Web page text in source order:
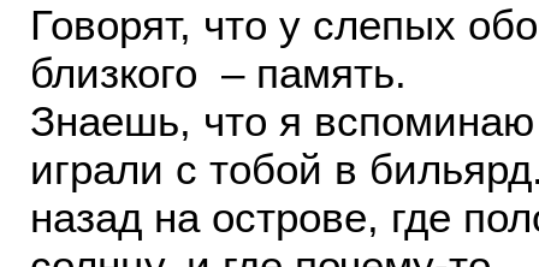
Говорят, что у слепых
близкого – память.
Знаешь, что я
играли с тобой в
назад на острове, где